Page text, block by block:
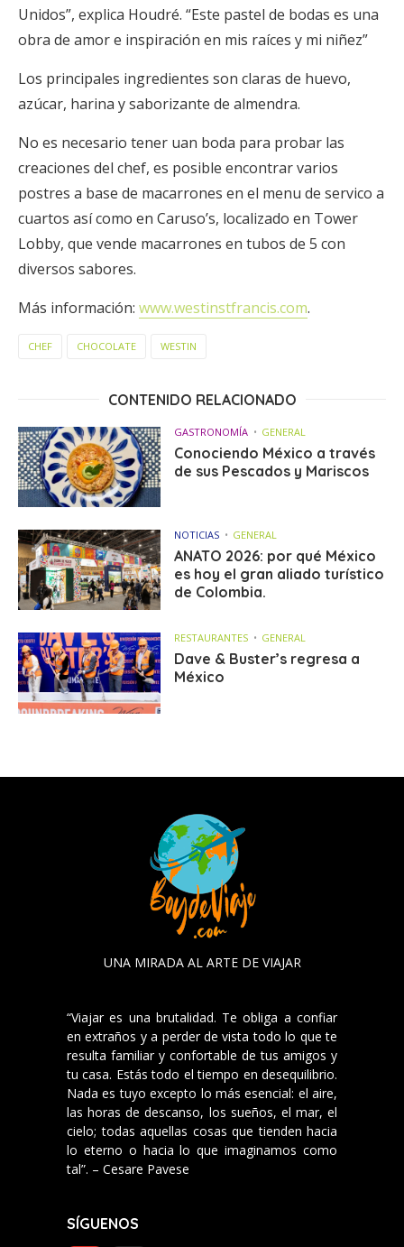
Unidos”, explica Houdré. “Este pastel de bodas es una
obra de amor e inspiración en mis raíces y mi niñez”
Los principales ingredientes son claras de huevo,
azúcar, harina y saborizante de almendra.
No es necesario tener uan boda para probar las
creaciones del chef, es posible encontrar varios
postres a base de macarrones en el menu de servico a
cuartos así como en Caruso’s, localizado en Tower
Lobby, que vende macarrones en tubos de 5 con
diversos sabores.
Más información: www.westinstfrancis.com.
CHEF CHOCOLATE WESTIN
CONTENIDO RELACIONADO
GASTRONOMÍA GENERAL
Conociendo México a través
de sus Pescados y Mariscos
NOTICIAS GENERAL
ANATO 2026: por qué México
es hoy el gran aliado turístico
de Colombia.
RESTAURANTES GENERAL
Dave & Buster’s regresa a
México
UNA MIRADA AL ARTE DE VIAJAR
“Viajar es una brutalidad. Te obliga a confiar
en extraños y a perder de vista todo lo que te
resulta familiar y confortable de tus amigos y
tu casa. Estás todo el tiempo en desequilibrio.
Nada es tuyo excepto lo más esencial: el aire,
las horas de descanso, los sueños, el mar, el
cielo; todas aquellas cosas que tienden hacia
lo eterno o hacia lo que imaginamos como
tal”. – Cesare Pavese
SÍGUENOS